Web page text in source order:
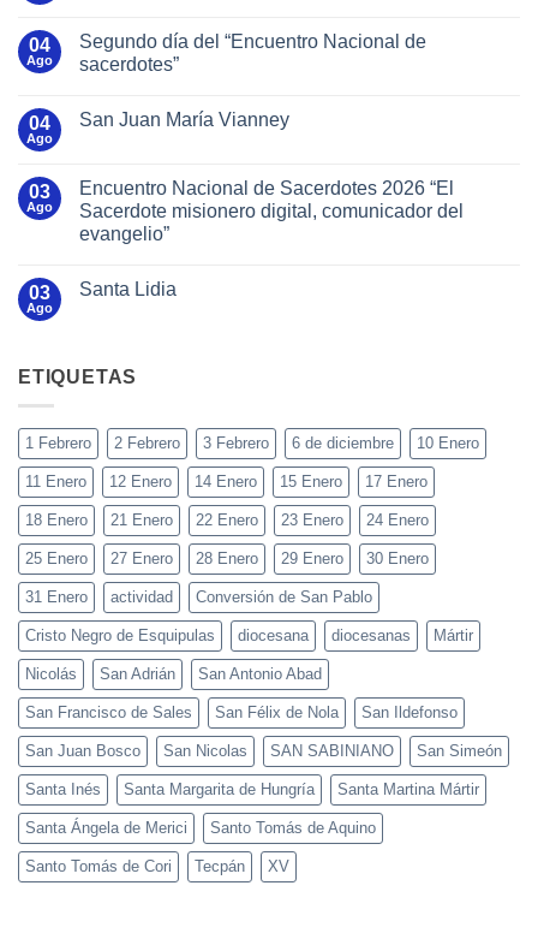
04
Ago
Segundo día del “Encuentro Nacional de
sacerdotes”
04
Ago
San Juan María Vianney
03
Ago
Encuentro Nacional de Sacerdotes 2026 “El
Sacerdote misionero digital, comunicador del
evangelio”
03
Ago
Santa Lidia
ETIQUETAS
1 Febrero 2 Febrero 3 Febrero 6 de diciembre 10 Enero
11 Enero 12 Enero 14 Enero 15 Enero 17 Enero
18 Enero 21 Enero 22 Enero 23 Enero 24 Enero
25 Enero 27 Enero 28 Enero 29 Enero 30 Enero
31 Enero actividad Conversión de San Pablo
Cristo Negro de Esquipulas diocesana diocesanas Mártir
Nicolás San Adrián San Antonio Abad
San Francisco de Sales San Félix de Nola San Ildefonso
San Juan Bosco San Nicolas SAN SABINIANO San Simeón
Santa Inés Santa Margarita de Hungría Santa Martina Mártir
Santa Ángela de Merici Santo Tomás de Aquino
Santo Tomás de Cori Tecpán XV